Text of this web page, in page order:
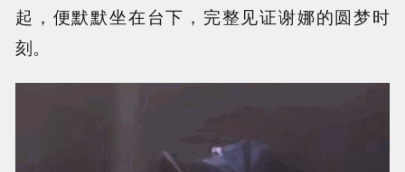
起，便默默坐在台下，完整见证谢娜的圆梦时
刻。